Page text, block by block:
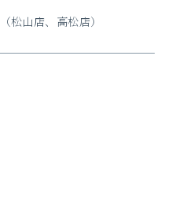
（松山店、高松店）